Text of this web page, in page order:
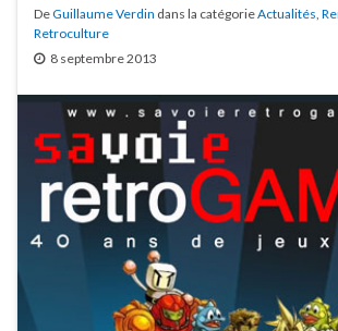
DeGuillaume Verdin dans la catégorieActualités
Retroculture
8 septembre 2013